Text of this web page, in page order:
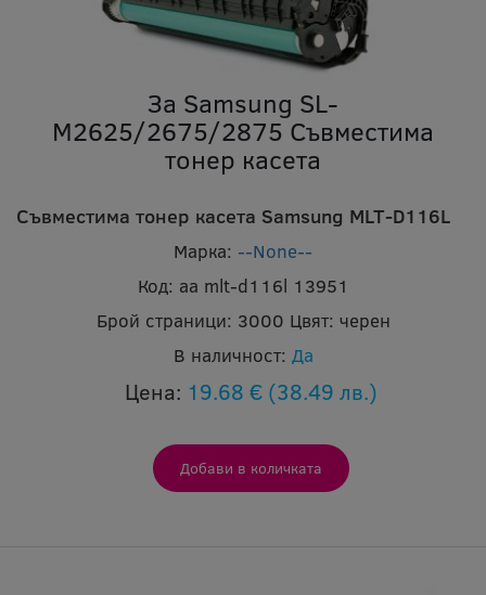
За Samsung SL-
M2625/2675/2875 Съвместима
тонер касета
Съвместима тонер касета Samsung MLT-D116L
Марка: --None--
Код: aa mlt-d116l 13951
Брой страници: 3000 Цвят: черен
В наличност: Да
Цена: 19.68 € (38.49 лв.)